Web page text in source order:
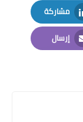
مشاركة
LinkedIn
إرسال
Email